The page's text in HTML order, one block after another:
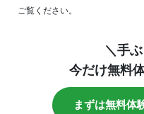
ご覧ください。
＼手
今だけ無料
まずは無料体